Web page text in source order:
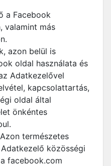
a Facebook
valamint más
azon belül is
oldal használata és
Adatkezelővel
kapcsolattartás,
oldal által
önkéntes
természetes
közösségi
facebook.com